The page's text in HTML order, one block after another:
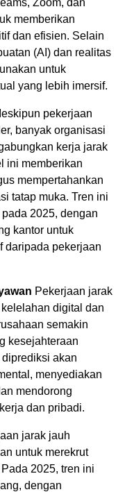
Zoom, dan
memberikan
dan efisien. Selain
(AI) dan realitas
untuk
yang lebih imersif.
pekerjaan
banyak organisasi
kerja jarak
ini memberikan
mempertahankan
tatap muka. Tren ini
2025, dengan
kantor untuk
daripada pekerjaan
Pekerjaan jarak
digital dan
semakin
kesejahteraan
akan
menyediakan
mendorong
dan pribadi.
jarak jauh
untuk merekrut
2025, tren ini
dengan